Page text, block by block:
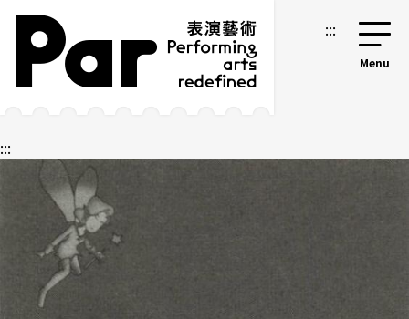
跳到主要内容区块
网站导览 :::
:::